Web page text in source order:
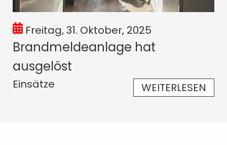
Freitag, 31. Oktober, 2025
Brandmeldeanlage hat
ausgelöst
Einsätze WEITERLESEN